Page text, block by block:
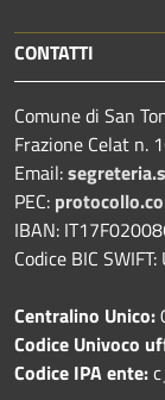
CONTATTI
Comune di San
Frazione Celat n.
Email:
PEC:
IBAN:
Codice BIC
Centralino Unico:
Codice Univoco
Codice IPA ente: